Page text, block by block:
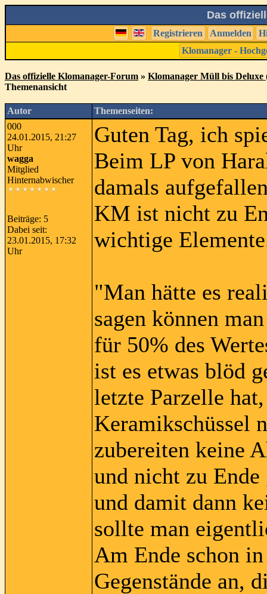
Das
Registrieren Anmelden
Klomanager -
Das offizielle Klomanager-Forum » Klomanager Müll bis Deluxe
Themenansicht
Autor
Themenseiten:
000
24.01.2015, 21:27
Uhr
wagga
Mitglied
Hinternabwischer
Beiträge: 5
Dabei seit:
23.01.2015, 17:32
Uhr
Guten Tag, ich
Beim LP von
damals
KM ist nicht zu
wichtige
"Man hätte es
sagen können
für 50% des
ist es etwas blöd
letzte Parzelle
Keramikschüssel
zubereiten keine
und nicht zu
und damit dann
sollte man
Am Ende schon
Gegenstände an,